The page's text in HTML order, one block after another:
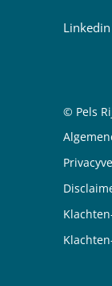
Linkedin
© Pels